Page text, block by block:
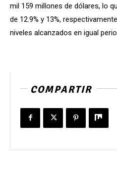
mil 159 millones de dólares, lo
de 12.9% y 13%,
niveles alcanzados en igual
COMPARTIR